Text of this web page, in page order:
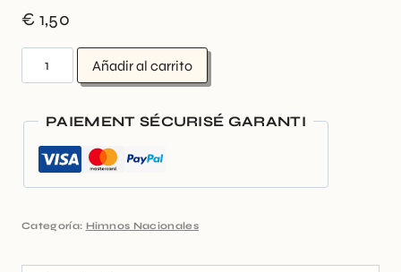
€ 1,50
Añadir al carrito
PAIEMENT SÉCURISÉ GARANTI
Categoría: Himnos Nacionales